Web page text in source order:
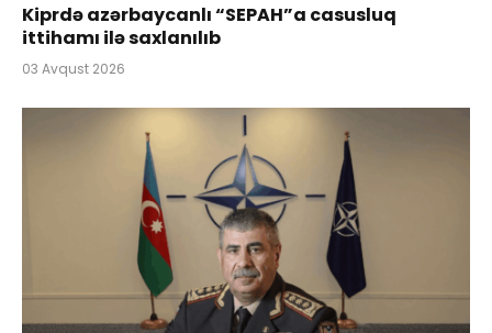
Kiprdə azərbaycanlı “SEPAH”a casusluq
ittihamı ilə saxlanılıb
03 Avqust 2026